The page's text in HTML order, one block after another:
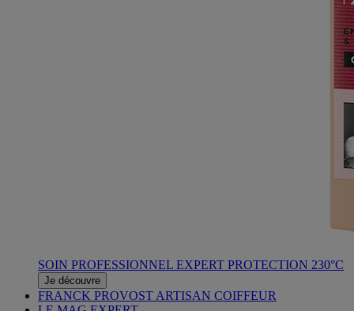
SOIN PROFESSIONNEL EXPERT PROTECTION 230°C
Je découvre
FRANCK PROVOST ARTISAN COIFFEUR